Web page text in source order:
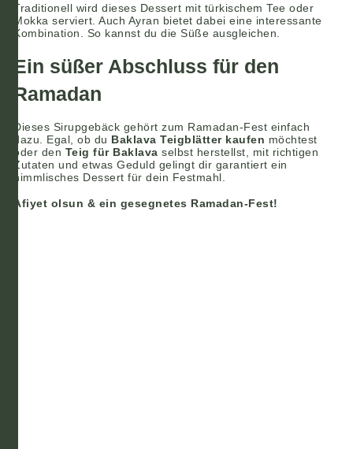
Traditionell wird dieses Dessert mit türkischem Tee oder
Mokka serviert. Auch Ayran bietet dabei eine interessante
Kombination. So kannst du die Süße ausgleichen.
Ein süßer Abschluss für den
Ramadan
Dieses Sirupgebäck gehört zum Ramadan-Fest einfach
dazu. Egal, ob du Baklava Teigblätter kaufen möchtest
oder den Teig für Baklava selbst herstellst, mit richtigen
Zutaten und etwas Geduld gelingt dir garantiert ein
himmlisches Dessert für dein Festmahl.
Afiyet olsun & ein gesegnetes Ramadan-Fest!